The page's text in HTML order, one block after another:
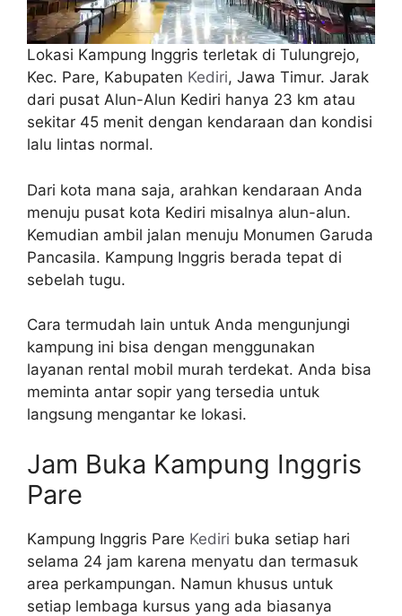
Lokasi Kampung Inggris terletak di Tulungrejo,
Kec. Pare, Kabupaten Kediri, Jawa Timur. Jarak
dari pusat Alun-Alun Kediri hanya 23 km atau
sekitar 45 menit dengan kendaraan dan kondisi
lalu lintas normal.
Dari kota mana saja, arahkan kendaraan Anda
menuju pusat kota Kediri misalnya alun-alun.
Kemudian ambil jalan menuju Monumen Garuda
Pancasila. Kampung Inggris berada tepat di
sebelah tugu.
Cara termudah lain untuk Anda mengunjungi
kampung ini bisa dengan menggunakan
layanan rental mobil murah terdekat. Anda bisa
meminta antar sopir yang tersedia untuk
langsung mengantar ke lokasi.
Jam Buka Kampung Inggris
Pare
Kampung Inggris Pare Kediri buka setiap hari
selama 24 jam karena menyatu dan termasuk
area perkampungan. Namun khusus untuk
setiap lembaga kursus yang ada biasanya